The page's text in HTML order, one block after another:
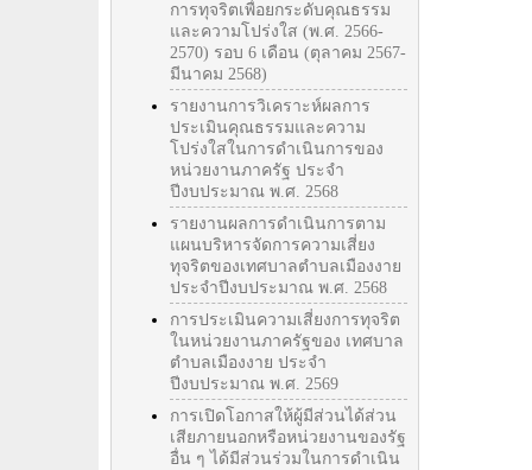
การทุจริตเพื่อยกระดับคุณธรรม
และความโปร่งใส (พ.ศ. 2566-
2570) รอบ 6 เดือน (ตุลาคม 2567-
มีนาคม 2568)
รายงานการวิเคราะห์ผลการ
ประเมินคุณธรรมและความ
โปร่งใสในการดำเนินการของ
หน่วยงานภาครัฐ ประจำ
ปีงบประมาณ พ.ศ. 2568
รายงานผลการดำเนินการตาม
แผนบริหารจัดการความเสี่ยง
ทุจริตของเทศบาลตำบลเมืองงาย
ประจำปีงบประมาณ พ.ศ. 2568
การประเมินความเสี่ยงการทุจริต
ในหน่วยงานภาครัฐของ เทศบาล
ตำบลเมืองงาย ประจำ
ปีงบประมาณ พ.ศ. 2569
การเปิดโอกาสให้ผู้มีส่วนได้ส่วน
เสียภายนอกหรือหน่วยงานของรัฐ
อื่น ๆ ได้มีส่วนร่วมในการดำเนิน